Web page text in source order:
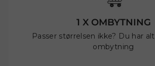
1 X OMBYTNING
Passer størrelsen ikke? Du har
ombytning